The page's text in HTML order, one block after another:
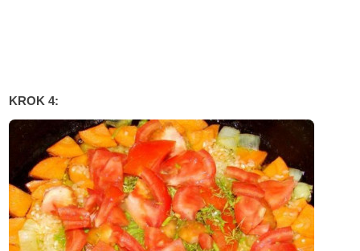
KROK 4: